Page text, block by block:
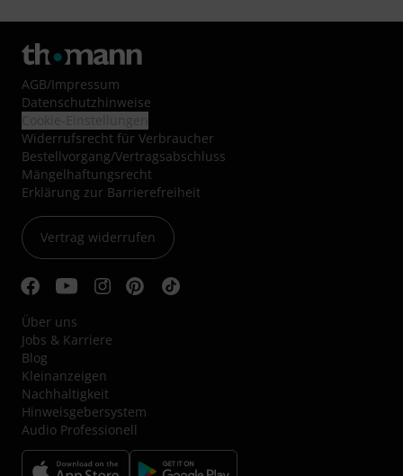
AGB/Impressum
Datenschutzhinweise
Widerrufsrecht für Verbraucher
Bestellvorgang/Vertragsabschluss
Mängelhaftungsrecht
Erklärung zur Barrierefreiheit
Vertrag widerrufen
Über uns
Jobs & Karriere
Blog
Kleinanzeigen
Nachhaltigkeit
Hinweisgebersystem
Audio Professionell